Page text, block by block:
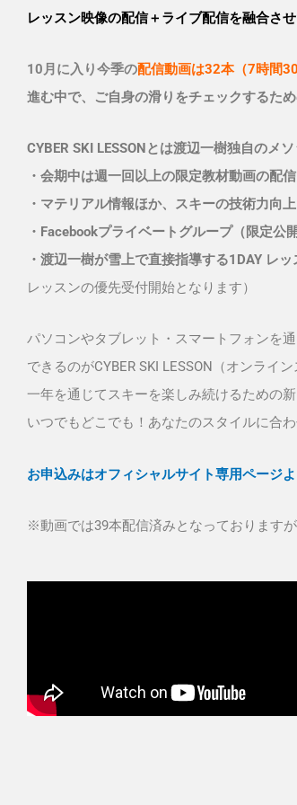
レッスン映像の配信＋ライブ配信を融合さ
10月に入り今季の配信動画は32本（7時間30
進む中で、ご自身の滑りをチェックするた
CYBER SKI LESSONとは渡辺一樹独自のメ
・会期中は週一回以上の限定教材動画の配
・マテリアル情報ほか、スキーの技術力向
・Facebookプライベートグループ（限定
・渡辺一樹が雪上で直接指導する1DAY レ
レッスンの優先受付開始となります）
パソコンやタブレット・スマートフォンを
できるのがCYBER SKI LESSON（オンライ
一年を通じてスキーを楽しみ続けるための新
いつでもどこでも！あなたのスタイルに合
お申込みはオフィシャルサイト専用ページよ
※動画では39本配信済みとなっております